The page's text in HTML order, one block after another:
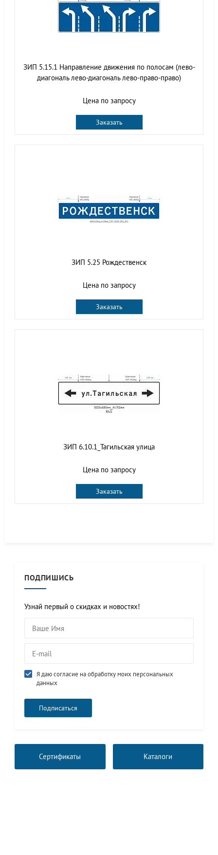
ПОДПИШИСЬ
Узнай первый о скидках и новостях!
Я даю согласие на обработку моих персональных
данных
Сертификаты Каталоги
ЗИП 5.15.1 Направление движения по полосам (лево-
диагональ лево-диагональ лево-право-право)
Цена по запросу
Заказать
ЗИП 5.25 Рождественск
Цена по запросу
Заказать
ЗИП 6.10.1_Тагильская улица
Цена по запросу
Заказать